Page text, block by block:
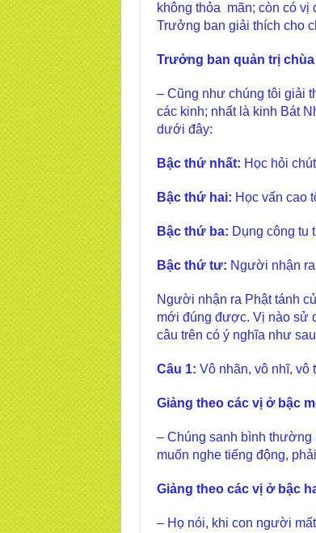
không thỏa mãn; còn có
Trưởng ban giải thích cho
Trưởng ban quản trị
– Cũng như chúng tôi giải
các kinh; nhất là kinh Bát
dưới đây:
Bậc thứ nhất: Học hỏi
Bậc thứ hai: Học vấn cao
Bậc thứ ba: Dụng công tu
Bậc thứ tư: Người nhận
Người nhận ra Phật tánh
mới đúng được. Vị nào sử
câu trên có ý nghĩa như
Câu 1: Vô nhãn, vô nhĩ, vô
Giảng theo các vị ở bậc
– Chúng sanh bình thường
muốn nghe tiếng động,
Giảng theo các vị ở bậc
– Họ nói, khi con người